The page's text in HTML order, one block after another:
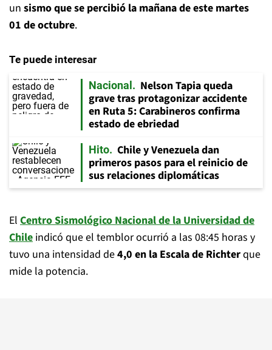
un sismo que se percibió la mañana de este martes
01 de octubre.
Te puede interesar
Nacional
Nelson Tapia queda
grave tras protagonizar accidente
en Ruta 5: Carabineros confirma
estado de ebriedad
Hito
Chile y Venezuela dan
primeros pasos para el reinicio de
sus relaciones diplomáticas
El Centro Sismológico Nacional de la Universidad de
Chile indicó que el temblor ocurrió a las 08:45 horas y
tuvo una intensidad de4,0 en la Escala de Richterque
mide la potencia.